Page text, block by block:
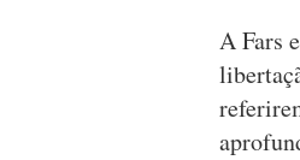
A Fars